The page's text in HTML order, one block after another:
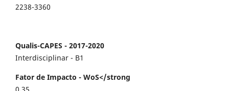
2238-3360
Qualis-CAPES - 2017-2020
Interdisciplinar - B1
Fator de Impacto - WoS</strong
0,35